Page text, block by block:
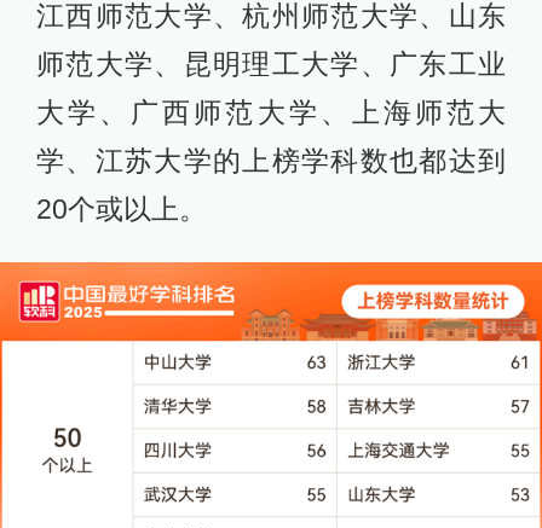
江西师范大学、杭州师范大学、山东
师范大学、昆明理工大学、广东工业
大学、广西师范大学、上海师范大
学、江苏大学的上榜学科数也都达到
20个或以上。